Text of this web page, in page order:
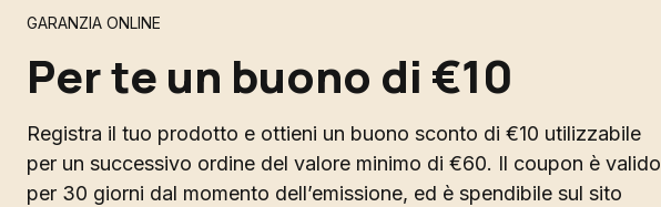
GARANZIA ONLINE
Per te un buono di €10
Registra il tuo prodotto e ottieni un buono sconto di €10 utilizzabile
per un successivo ordine del valore minimo di €60. Il coupon è valido
per 30 giorni dal momento dell’emissione, ed è spendibile sul sito